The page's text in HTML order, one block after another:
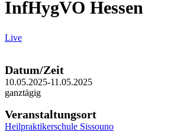
InfHygVO Hessen
Live
Datum/Zeit
10.05.2025-11.05.2025
ganztägig
Veranstaltungsort
Heilpraktikerschule Sissouno